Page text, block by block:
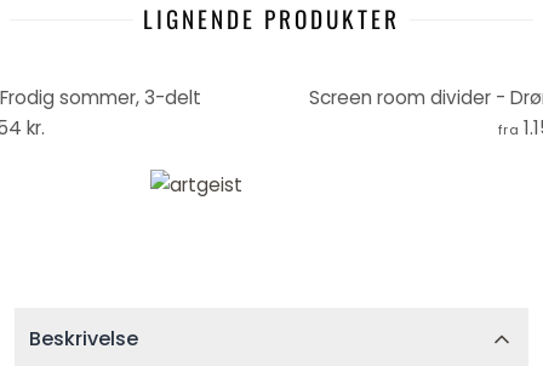
LIGNENDE PRODUKTER
sommer, 3-delt
kr.
Screen room divider -
fra
Beskrivelse